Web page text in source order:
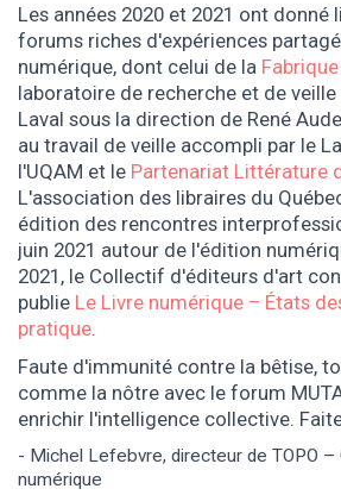
Les années 2020 et 2021 ont donné
forums riches d'expériences
numérique, dont celui de la
laboratoire de recherche et de
Laval sous la direction de René
au travail de veille accompli par le
l'UQAM et le Partenariat Littérature
L'association des libraires du
édition des rencontres
juin 2021 autour de l'édition
2021, le Collectif d'éditeurs d'art
publie Le Livre numérique – États
pratique.
Faute d'immunité contre la bêtise,
comme la nôtre avec le forum
enrichir l'intelligence collective.
- Michel Lefebvre, directeur de TOPO
numérique